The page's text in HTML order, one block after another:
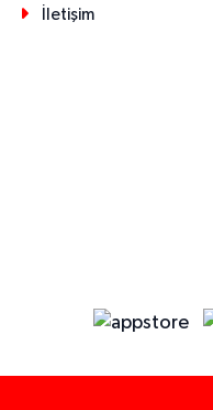
İletişim